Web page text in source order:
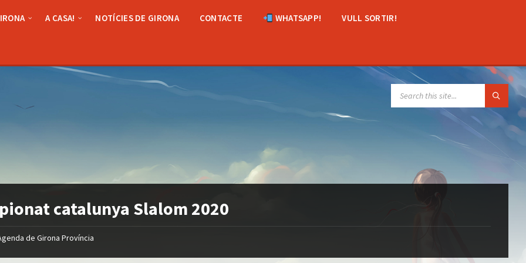
A CASA! NOTÍCIES DE GIRONA CONTACTE WHATSAPP! VULL SORTIR!
catalunya Slalom 2020
de Girona Província